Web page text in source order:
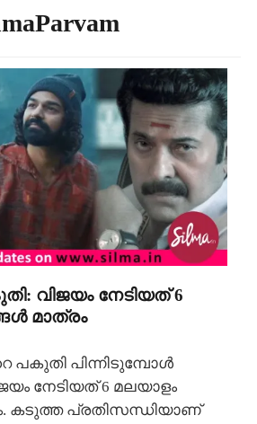
വിജയം നേടിയത് 6
മാത്രം
പകുതി പിന്നിടുമ്പോള്‍
നേടിയത് 6 മലയാളം
കടുത്ത പ്രതിസന്ധിയാണ്